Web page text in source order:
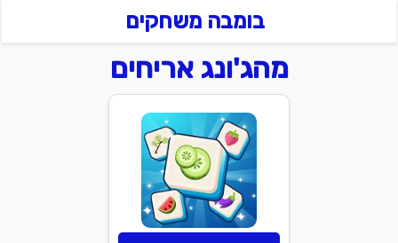
בומבה משחקים
מהג'ונג אריחים